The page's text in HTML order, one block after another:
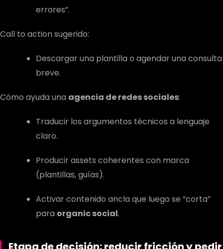
errores”.
Call to action sugerido:
Descargar una plantilla o agendar una consulta
breve.
Cómo ayuda una agencia de redes sociales:
Traducir los argumentos técnicos a lenguaje
claro.
Producir assets coherentes con marca
(plantillas, guías).
Activar contenido ancla que luego se “corta”
para organic social.